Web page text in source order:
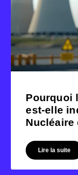
Pourquoi
est-elle
Nucléaire
Lire la suite